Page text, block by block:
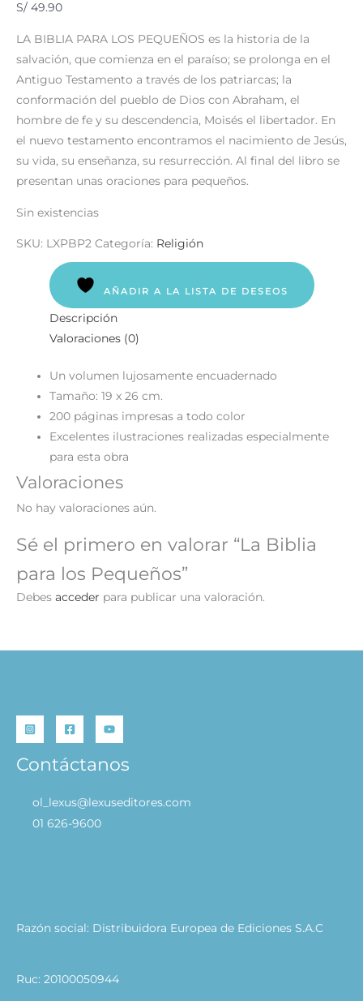
S/ 49.90
LA BIBLIA PARA LOS PEQUEÑOS es la historia de la
salvación, que comienza en el paraíso; se prolonga en el
Antiguo Testamento a través de los patriarcas; la
conformación del pueblo de Dios con Abraham, el
hombre de fe y su descendencia, Moisés el libertador. En
el nuevo testamento encontramos el nacimiento de Jesús,
su vida, su enseñanza, su resurrección. Al final del libro se
presentan unas oraciones para pequeños.
Sin existencias
SKU: LXPBP2 Categoría: Religión
AÑADIR A LA LISTA DE DESEOS
Descripción
Valoraciones (0)
Un volumen lujosamente encuadernado
Tamaño: 19 x 26 cm.
200 páginas impresas a todo color
Excelentes ilustraciones realizadas especialmente
para esta obra
Valoraciones
No hay valoraciones aún.
Sé el primero en valorar “La Biblia
para los Pequeños”
Debes acceder para publicar una valoración.
Contáctanos
ol_lexus@lexuseditores.com
01 626-9600
Razón social: Distribuidora Europea de Ediciones S.A.C
Ruc: 20100050944